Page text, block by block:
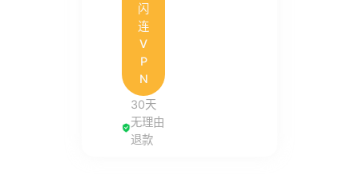
闪
连
V
P
N
30天
无理由
退款